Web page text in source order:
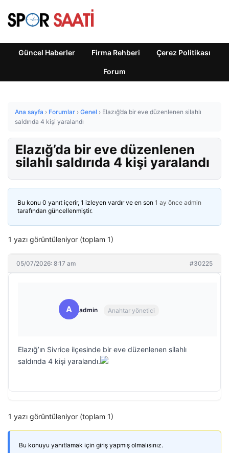
Güncel Haberler Firma Rehberi Çerez Politikası
Forum
Ana sayfa › Forumlar › Genel › Elazığ’da bir eve düzenlenen silahlı
saldırıda 4 kişi yaralandı
Elazığ’da bir eve düzenlenen
silahlı saldırıda 4 kişi yaralandı
Bu konu 0 yanıt içerir, 1 izleyen vardır ve en son 1 ay önce admin
tarafından güncellenmiştir.
1 yazı görüntüleniyor (toplam 1)
05/07/2026: 8:17 am #30225
A admin Anahtar yönetici
Elazığ’ın Sivrice ilçesinde bir eve düzenlenen silahlı
saldırıda 4 kişi yaralandı.
1 yazı görüntüleniyor (toplam 1)
Bu konuyu yanıtlamak için giriş yapmış olmalısınız.